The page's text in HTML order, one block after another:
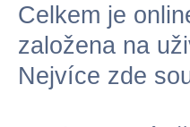
Celkem je
založena na
Nejvíce zde